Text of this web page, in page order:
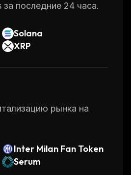
последние 24 часа.
Solana
XRP
рынка на
Inter Milan Fan Token
Serum